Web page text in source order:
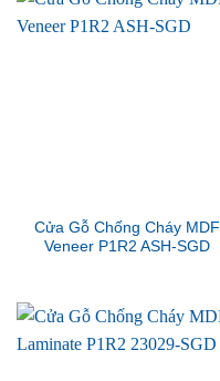
Cửa Gỗ Chống Cháy MDF
Veneer P1R2 ASH-SGD